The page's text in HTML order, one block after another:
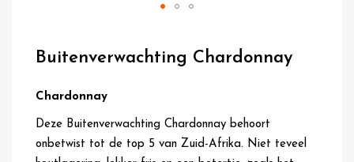
het
van
afbeeldingen-
gallerij
Buitenverwachting Chardonnay
Chardonnay
Deze Buitenverwachting Chardonnay behoort
onbetwist tot de top 5 van Zuid-Afrika. Niet teveel